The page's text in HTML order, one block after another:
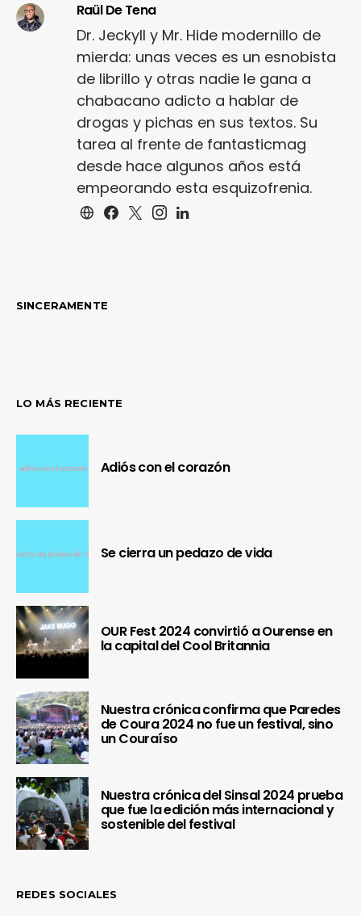
Raül De Tena
Dr. Jeckyll y Mr. Hide modernillo de
mierda: unas veces es un esnobista
de librillo y otras nadie le gana a
chabacano adicto a hablar de
drogas y pichas en sus textos. Su
tarea al frente de fantasticmag
desde hace algunos años está
empeorando esta esquizofrenia.
SINCERAMENTE
LO MÁS RECIENTE
Adiós con el corazón
Se cierra un pedazo de vida
OUR Fest 2024 convirtió a Ourense en
la capital del Cool Britannia
Nuestra crónica confirma que Paredes
de Coura 2024 no fue un festival, sino
un Couraíso
Nuestra crónica del Sinsal 2024 prueba
que fue la edición más internacional y
sostenible del festival
REDES SOCIALES